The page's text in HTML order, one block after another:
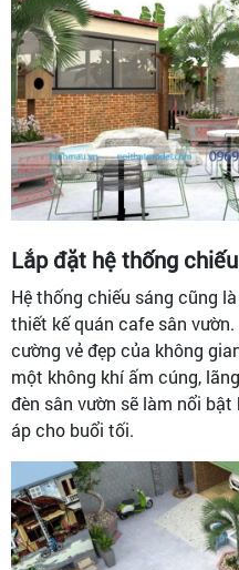
Lắp đặt hệ thống
Hệ thống chiếu sáng cũng
thiết kế quán cafe sân
cường vẻ đẹp của không
một không khí ấm cúng,
đèn sân vườn sẽ làm nổi
áp cho buổi tối.